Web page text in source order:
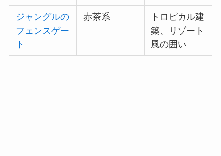
ジャングルの
フェンスゲー
ト
赤茶系
トロピカル建
築、リゾート
風の囲い